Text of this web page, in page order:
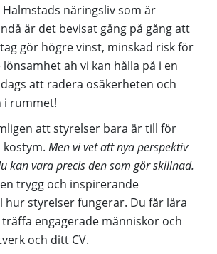
Halmstads näringsliv som är
är det bevisat gång på gång att
gör högre vinst, minskad risk för
ah vi kan hålla på i en
att radera osäkerheten och
i rummet!
att styrelser bara är till för
Men vi vet att nya perspektiv
kan vara precis den som gör skillnad.
trygg och inspirerande
styrelser fungerar. Du får lära
engagerade människor och
och ditt CV.